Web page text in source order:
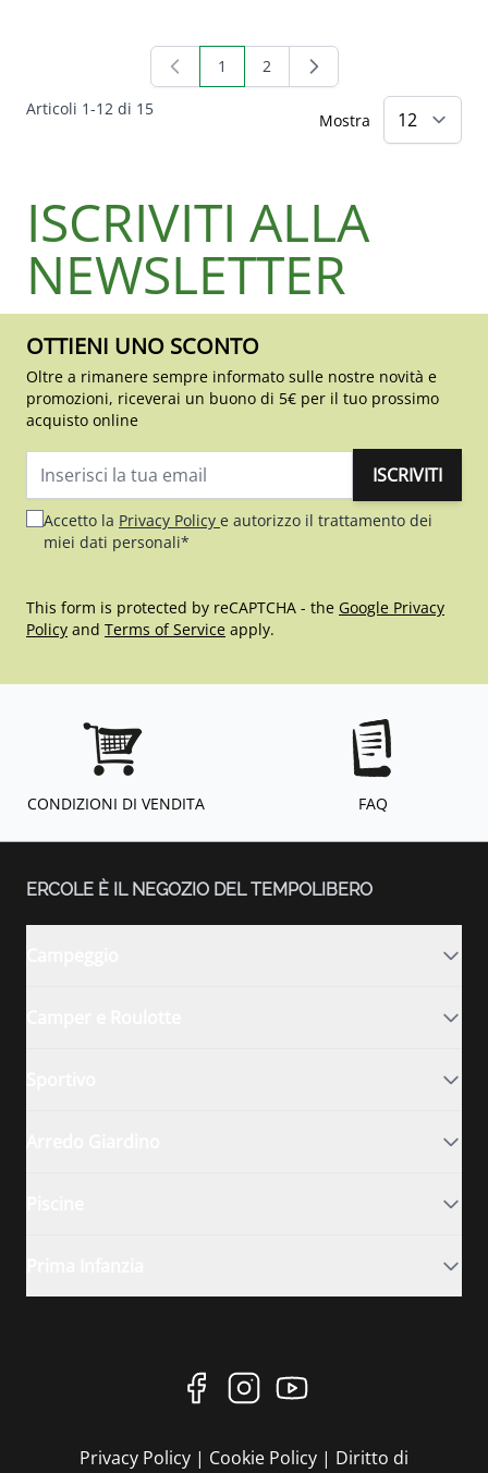
Articoli 1-12 di 15
Attualmente stai leggendo la pagina
1 Pagina
2
Mostra
ISCRIVITI ALLA
NEWSLETTER
OTTIENI UNO SCONTO
Oltre a rimanere sempre informato sulle nostre novità e
promozioni, riceverai un buono di 5€ per il tuo prossimo
acquisto online
ISCRIVITI
Accetto la Privacy Policy e autorizzo il trattamento dei
miei dati personali*
This form is protected by reCAPTCHA - the Google Privacy
Policy and Terms of Service apply.
CONDIZIONI DI VENDITA FAQ
ERCOLE È IL NEGOZIO DEL TEMPOLIBERO
Privacy Policy | Cookie Policy | Diritto di